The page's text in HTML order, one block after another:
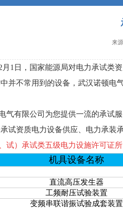
来
月1日，国家能源局对电力承试类
并不常用到的设备，武汉诺顿电
有限公司为您提供一流的承试服
试资质电力设备供应、电力承装
试）承试类五级电力设施许可证
机具设备名称
直流高压发生器
工频耐压试验装置
变频串联谐振试验成套装置